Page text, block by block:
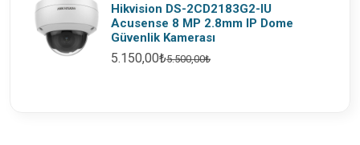
Hikvision DS-2CD2183G2-IU
Acusense 8 MP 2.8mm IP Dome
Güvenlik Kamerası
5.150,00₺5.500,00₺